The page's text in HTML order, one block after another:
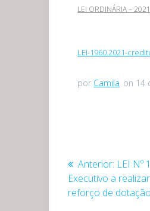
LEI ORDINÁRIA – 2021
LEI-1960.2021-
por Camila on 14
de
Post
Anterior: Post
anterior:
LEI Nº
Executivo a
reforço de